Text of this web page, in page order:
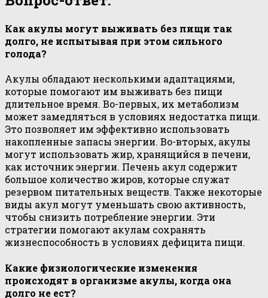
Как акулы могут выживать без пищи так
долго, не испытывая при этом сильного
голода?
Акулы обладают несколькими адаптациями,
которые помогают им выживать без пищи
длительное время. Во-первых, их метаболизм
может замедляться в условиях недостатка пищи.
Это позволяет им эффективно использовать
накопленные запасы энергии. Во-вторых, акулы
могут использовать жир, хранящийся в печени,
как источник энергии. Печень акул содержит
большое количество жиров, которые служат
резервом питательных веществ. Также некоторые
виды акул могут уменьшать свою активность,
чтобы снизить потребление энергии. Эти
стратегии помогают акулам сохранять
жизнеспособность в условиях дефицита пищи.
Какие физиологические изменения
происходят в организме акулы, когда она
долго не ест?